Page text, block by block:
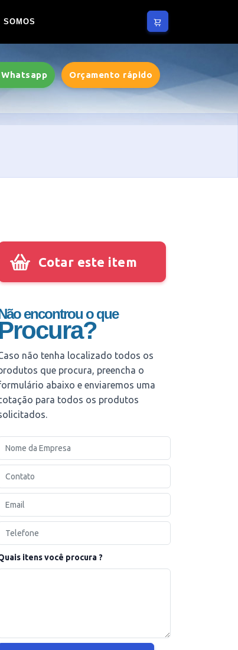
SOMOS
Orçamento rápido
Cotar este item
encontrou o que
não tenha localizado todos os
que procura, preencha o
abaixo e enviaremos uma
para todos os produtos
itens você procura ?